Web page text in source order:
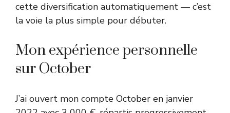
cette diversification automatiquement — c’est
la voie la plus simple pour débuter.
Mon expérience personnelle
sur October
J’ai ouvert mon compte October en janvier